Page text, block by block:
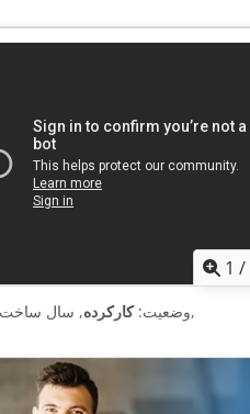
1 /
وضعیت:کارکرده, سال ,